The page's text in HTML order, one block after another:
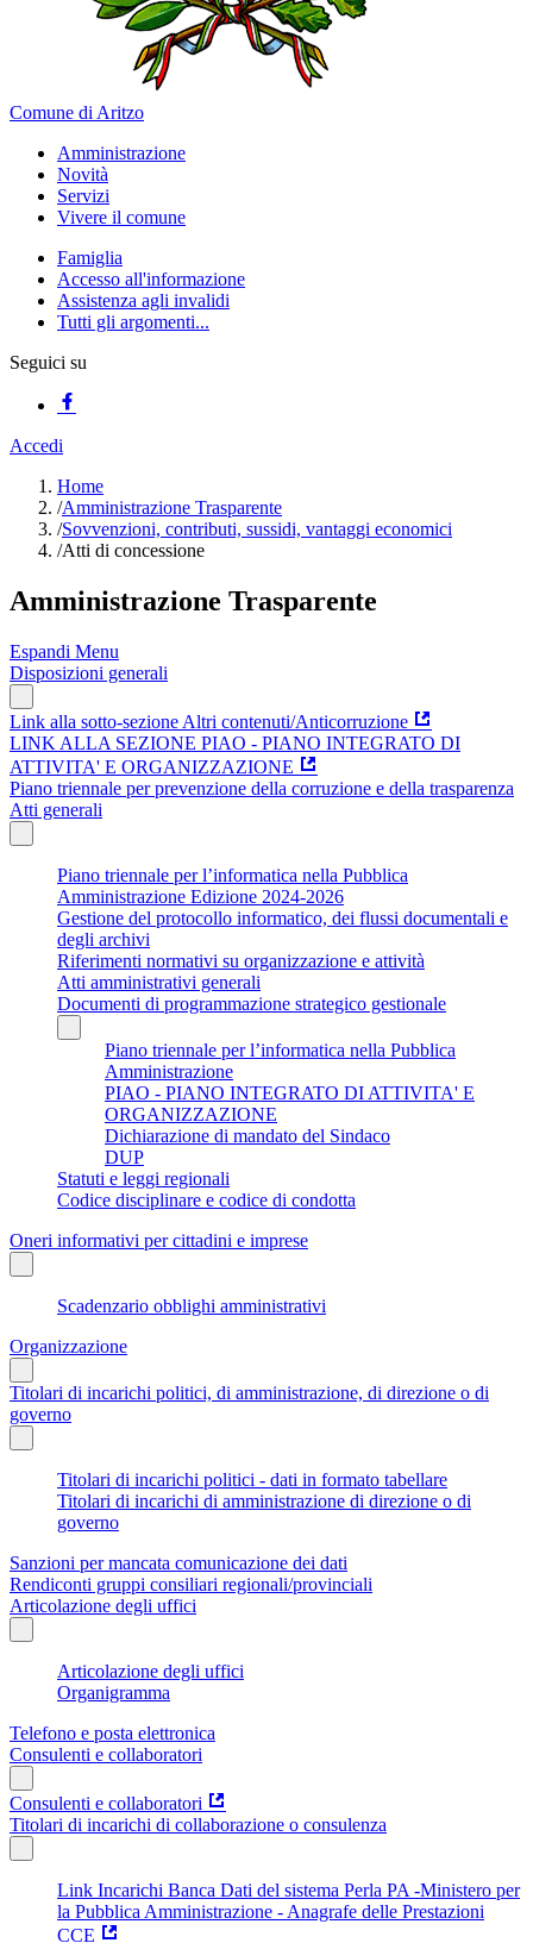
Comune di Aritzo
Amministrazione
Novità
Servizi
Vivere il comune
Famiglia
Accesso all'informazione
Assistenza agli invalidi
Tutti gli argomenti...
Seguici su
Accedi
Home
/Amministrazione Trasparente
/Sovvenzioni, contributi, sussidi, vantaggi economici
/Atti di concessione
Amministrazione Trasparente
Espandi Menu
Disposizioni generali
Link alla sotto-sezione Altri contenuti/Anticorruzione
LINK ALLA SEZIONE PIAO - PIANO INTEGRATO DI
ATTIVITA' E ORGANIZZAZIONE
Piano triennale per prevenzione della corruzione e della trasparenza
Atti generali
Piano triennale per l’informatica nella Pubblica
Amministrazione Edizione 2024-2026
Gestione del protocollo informatico, dei flussi documentali e
degli archivi
Riferimenti normativi su organizzazione e attività
Atti amministrativi generali
Documenti di programmazione strategico gestionale
Piano triennale per l’informatica nella Pubblica
Amministrazione
PIAO - PIANO INTEGRATO DI ATTIVITA' E
ORGANIZZAZIONE
Dichiarazione di mandato del Sindaco
DUP
Statuti e leggi regionali
Codice disciplinare e codice di condotta
Oneri informativi per cittadini e imprese
Scadenzario obblighi amministrativi
Organizzazione
Titolari di incarichi politici, di amministrazione, di direzione o di
governo
Titolari di incarichi politici - dati in formato tabellare
Titolari di incarichi di amministrazione di direzione o di
governo
Sanzioni per mancata comunicazione dei dati
Rendiconti gruppi consiliari regionali/provinciali
Articolazione degli uffici
Articolazione degli uffici
Organigramma
Telefono e posta elettronica
Consulenti e collaboratori
Consulenti e collaboratori
Titolari di incarichi di collaborazione o consulenza
Link Incarichi Banca Dati del sistema Perla PA -Ministero per
la Pubblica Amministrazione - Anagrafe delle Prestazioni
CCE